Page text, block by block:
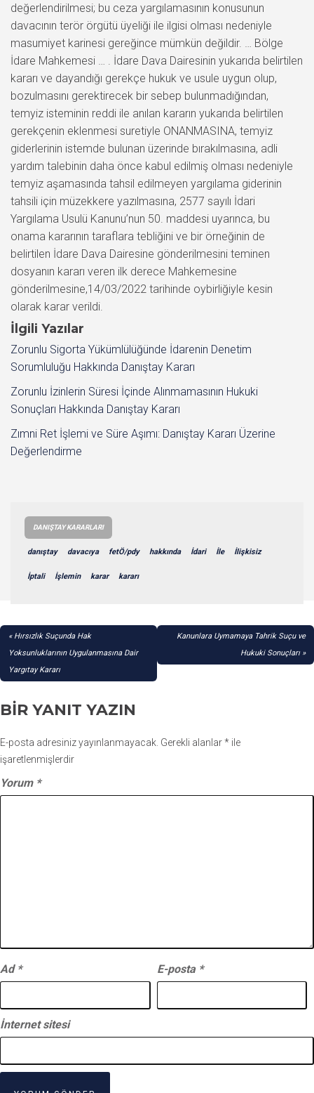
değerlendirilmesi; bu ceza yargılamasının konusunun
davacının terör örgütü üyeliği ile ilgisi olması nedeniyle
masumiyet karinesi gereğince mümkün değildir. … Bölge
İdare Mahkemesi … . İdare Dava Dairesinin yukarıda belirtilen
kararı ve dayandığı gerekçe hukuk ve usule uygun olup,
bozulmasını gerektirecek bir sebep bulunmadığından,
temyiz isteminin reddi ile anılan kararın yukarıda belirtilen
gerekçenin eklenmesi suretiyle ONANMASINA, temyiz
giderlerinin istemde bulunan üzerinde bırakılmasına, adli
yardım talebinin daha önce kabul edilmiş olması nedeniyle
temyiz aşamasında tahsil edilmeyen yargılama giderinin
tahsili için müzekkere yazılmasına, 2577 sayılı İdari
Yargılama Usulü Kanunu’nun 50. maddesi uyarınca, bu
onama kararının taraflara tebliğini ve bir örneğinin de
belirtilen İdare Dava Dairesine gönderilmesini teminen
dosyanın kararı veren ilk derece Mahkemesine
gönderilmesine,14/03/2022 tarihinde oybirliğiyle kesin
olarak karar verildi.
İlgili Yazılar
Zorunlu Sigorta Yükümlülüğünde İdarenin Denetim
Sorumluluğu Hakkında Danıştay Kararı
Zorunlu İzinlerin Süresi İçinde Alınmamasının Hukuki
Sonuçları Hakkında Danıştay Kararı
Zımni Ret İşlemi ve Süre Aşımı: Danıştay Kararı Üzerine
Değerlendirme
DANIŞTAY KARARLARI
danıştay davacıya fetÖ/pdy hakkında İdari İle İlişkisiz
İptali İşlemin karar kararı
YAZI
GEZINMESI
Hırsızlık Suçunda Hak
Yoksunluklarının Uygulanmasına Dair
Yargıtay Kararı
Kanunlara Uymamaya Tahrik Suçu ve
Hukuki Sonuçları
BIR YANIT YAZIN
E-posta adresiniz yayınlanmayacak. Gerekli alanlar* ile
işaretlenmişlerdir
Yorum *
Ad * E-posta *
İnternet sitesi